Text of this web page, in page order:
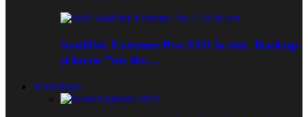
SanDisk Extreme Pro SSD în test. Backup
și lucru ”on the…
Workshops